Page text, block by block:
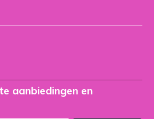
aanbiedingen en